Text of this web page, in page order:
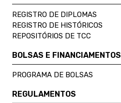
REGISTRO DE DIPLOMAS
REGISTRO DE HISTÓRICOS
REPOSITÓRIOS DE TCC
BOLSAS E FINANCIAMENTOS
PROGRAMA DE BOLSAS
REGULAMENTOS